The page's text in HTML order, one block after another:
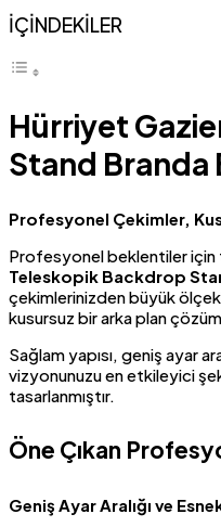
İÇİNDEKİLER
Hürriyet
Stand Branda
Profesyonel Çekimler,
Profesyonel beklentiler için
Teleskopik Backdrop
çekimlerinizden büyük
kusursuz bir arka plan
Sağlam yapısı, geniş ayar
vizyonunuzu en etkileyici
tasarlanmıştır.
Öne Çıkan
Geniş Ayar Aralığı ve